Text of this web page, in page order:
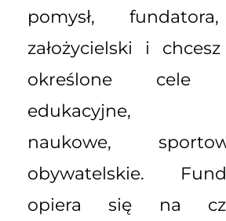
pomysł,
założycielski i
określone cele
edukacyjne,
naukowe,
obywatelskie.
opiera się na